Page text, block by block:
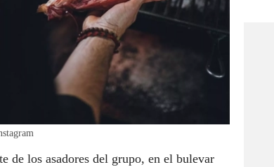
de los asadores del grupo, en el bulevar